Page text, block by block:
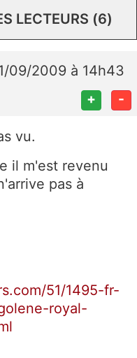
LECTEURS (6)
09/2009 à 14h43
+ -
vu.
il m'est revenu
pas à
51/1495-fr-
royal-